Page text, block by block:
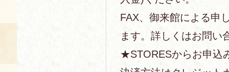
FAX、御来館による申
ます。詳しくはお問い
★STORESからお申込